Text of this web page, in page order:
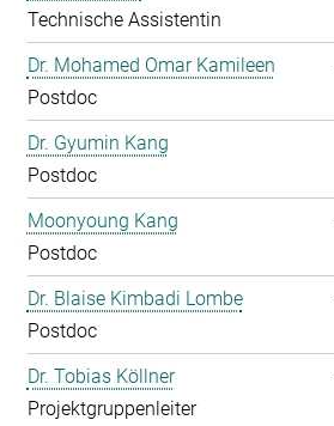
Technische Assistentin
Dr. Mohamed Omar Kamileen
Postdoc
Dr. Gyumin Kang
Postdoc
Moonyoung Kang
Postdoc
Dr. Blaise Kimbadi Lombe
Postdoc
Dr. Tobias Köllner
Projektgruppenleiter